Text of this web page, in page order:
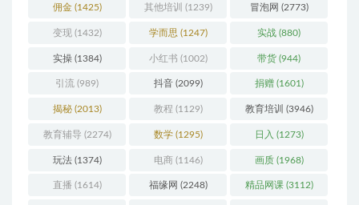
佣金(1425) 其他培训 (1239) 冒泡网 (2773)
变现(1432) 学而思 (1247) 实战 (880)
实操(1384) 小红书 (1002) 带货 (944)
引流 (989) 抖音(2099) 捐赠(1601)
揭秘(2013) 教程 (1129) 教育培训 (3946)
教育辅导 (2274) 数学(1295) 日入 (1273)
玩法(1374) 电商(1146) 画质(1968)
直播 (1614) 福缘网 (2248) 精品网课(3112)